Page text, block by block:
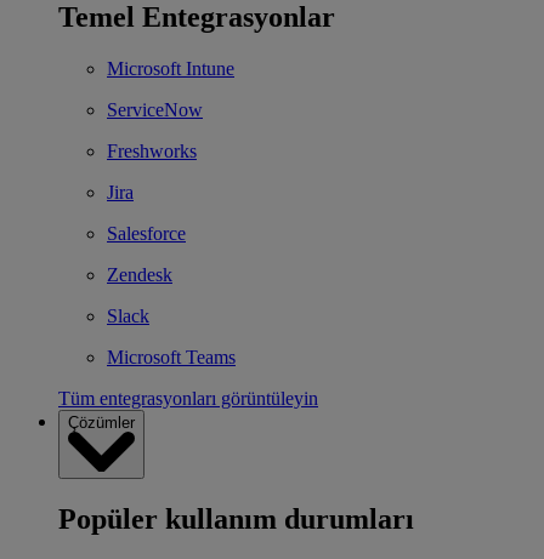
Temel Entegrasyonlar
Microsoft Intune
ServiceNow
Freshworks
Jira
Salesforce
Zendesk
Slack
Microsoft Teams
Tüm entegrasyonları görüntüleyin
Çözümler
Popüler kullanım durumları